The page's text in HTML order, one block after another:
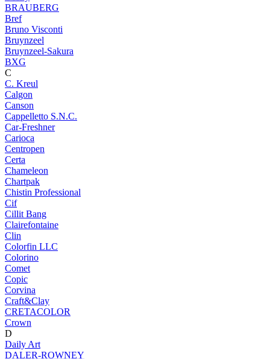
BRAUBERG
Bref
Bruno Visconti
Bruynzeel
Bruynzeel-Sakura
BXG
C
C. Kreul
Calgon
Canson
Cappelletto S.N.C.
Car-Freshner
Carioca
Centropen
Certa
Chameleon
Chartpak
Chistin Professional
Cif
Cillit Bang
Clairefontaine
Clin
Colorfin LLC
Colorino
Comet
Copic
Corvina
Craft&Clay
CRETACOLOR
Crown
D
Daily Art
DALER-ROWNEY